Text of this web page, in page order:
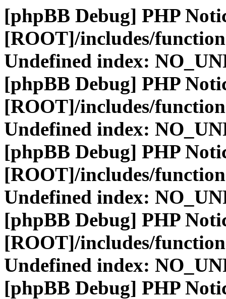
[phpBB Debug] PHP
[ROOT]/includes/
Undefined index:
[phpBB Debug] PHP
[ROOT]/includes/
Undefined index:
[phpBB Debug] PHP
[ROOT]/includes/
Undefined index:
[phpBB Debug] PHP
[ROOT]/includes/
Undefined index:
[phpBB Debug] PHP